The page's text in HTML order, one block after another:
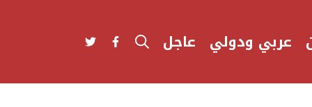
عربي ودولي عاجل